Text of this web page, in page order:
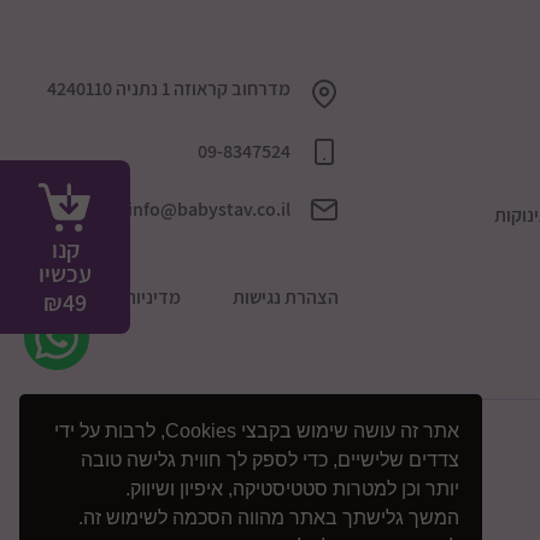
אתר זה עושה שימוש בקבצי Cookies, לרבות על ידי
צדדים שלישיים, כדי לספק לך חווית גלישה טובה
יותר וכן למטרות סטטיסטיקה, איפיון ושיווק.
המשך גלישתך באתר מהווה הסכמה לשימוש זה.
קנו
עכשיו
₪49
מדרחוב קראוזה 1 נתניה 4240110
09-8347524
info@babystav.co.il
הצהרת נגישות מדיניות הפרטיות